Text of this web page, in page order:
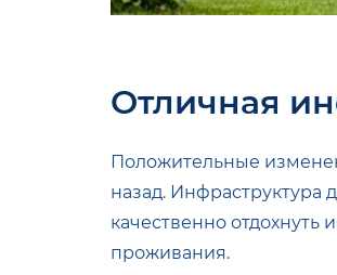
Отличная
Положительные
назад. Инфраструктура
качественно отдохнуть
проживания.